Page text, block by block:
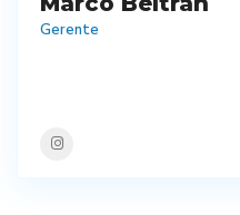
Gerente